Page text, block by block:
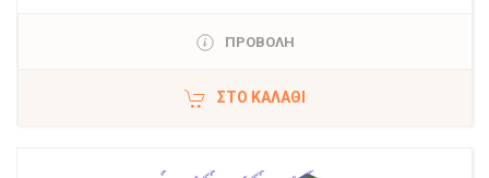
ΠΡΟΒΟΛΗ
ΣΤΟ ΚΑΛΆΘΙ